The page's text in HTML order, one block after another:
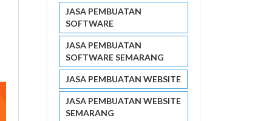
JASA PEMBUATAN
SOFTWARE
JASA PEMBUATAN
SOFTWARE SEMARANG
JASA PEMBUATAN WEBSITE
JASA PEMBUATAN WEBSITE
SEMARANG